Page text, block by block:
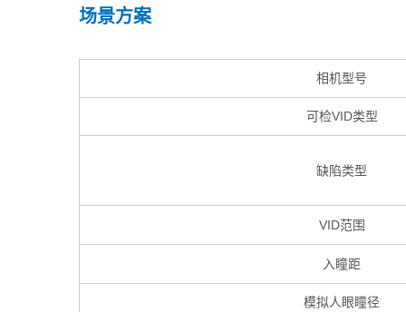
场景方案
相机型号
可检VID类型
缺陷类型
VID范围
入瞳距
模拟人眼瞳径